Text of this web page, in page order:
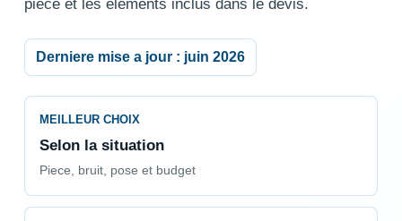
piece et les elements inclus dans le devis.
Derniere mise a jour : juin 2026
MEILLEUR CHOIX
Selon la situation
Piece, bruit, pose et budget